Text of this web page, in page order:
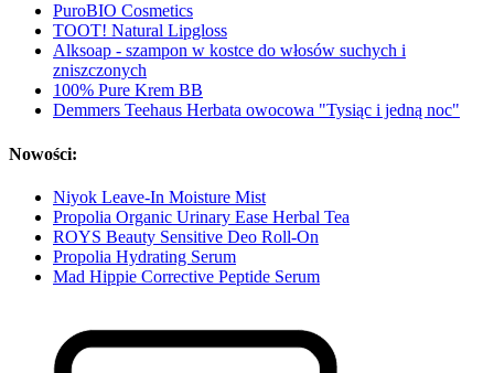
PuroBIO Cosmetics
TOOT! Natural Lipgloss
Alksoap - szampon w kostce do włosów suchych i
zniszczonych
100% Pure Krem BB
Demmers Teehaus Herbata owocowa "Tysiąc i jedną noc"
Nowości:
Niyok Leave-In Moisture Mist
Propolia Organic Urinary Ease Herbal Tea
ROYS Beauty Sensitive Deo Roll-On
Propolia Hydrating Serum
Mad Hippie Corrective Peptide Serum